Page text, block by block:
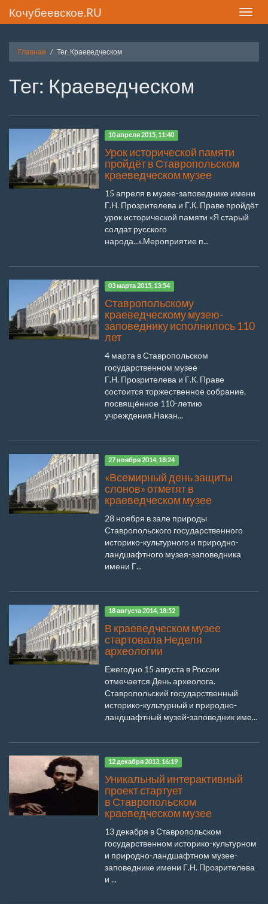
Toggle
Кочубеевское.RU
Главная Тег: Краеведческом
Тег: Краеведческом
10 апреля 2015, 11:40
Урок исторической памяти
пройдёт в Ставропольском
краеведческом музее
15 апреля в музее-заповеднике имени
Г.Н. Прозрителева и Г.К. Праве пройдёт
урок исторической памяти «Я старый
солдат русского
народа...».Мероприятие п...
03 марта 2015, 13:54
Ставропольскому
краеведческому музею-
заповеднику исполнилось 110
лет
4 марта в Ставропольском
государственном музее
Г.Н. Прозрителева и Г.К. Праве
состоится торжественное собрание,
посвящённое 110-летию
учреждения.Накан...
27 ноября 2014, 18:24
«Всемирный день защиты
слонов» отметят в
краеведческом музее
28 ноября в зале природы
Ставропольского государственного
историко-культурного и природно-
ландшафтного музея-заповедника
имени Г...
18 августа 2014, 18:52
В краеведческом музее
стартовала Неделя
археологии
Ежегодно 15 августа в России
отмечается День археолога.
Ставропольский государственный
историко-культурный и природно-
ландшафтный музей-заповедник име...
12 декабря 2013, 16:19
Уникальный интерактивный
проект стартует
в Ставропольском
краеведческом музее
13 декабря в Ставропольском
государственном историко-культурном
и природно-ландшафтном музее-
заповеднике имени Г.Н. Прозрителева
и ...